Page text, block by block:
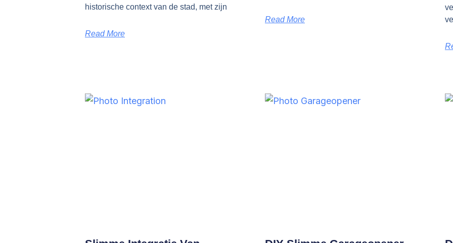
historische context van de stad, met zijn
Read More
Read More